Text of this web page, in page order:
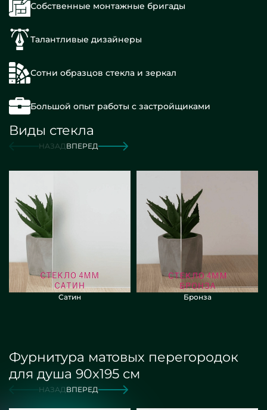
Собственные монтажные бригады
Талантливые дизайнеры
Сотни образцов стекла и зеркал
Большой опыт работы с застройщиками
Виды стекла
НАЗАДВПЕРЕД
Сатин Бронза
Фурнитура матовых перегородок
для душа 90x195 см
НАЗАДВПЕРЕД